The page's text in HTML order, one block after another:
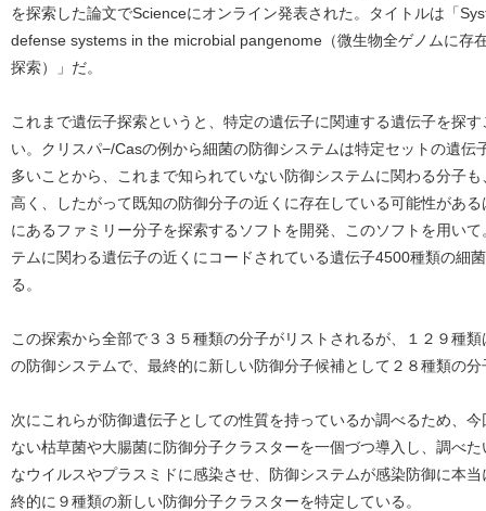
を探索した論文でScienceにオンライン発表された。タイトルは「
defense systems in the microbial pangenome（微生物全ゲノムに存
探索）」だ。
これまで遺伝子探索というと、特定の遺伝子に関連する遺伝子を探
い。クリスパ−/Casの例から細菌の防御システムは特定セットの遺伝
多いことから、これまで知られていない防御システムに関わる分子
高く、したがって既知の防御分子の近くに存在している可能性があ
にあるファミリー分子を探索するソフトを開発、このソフトを用い
テムに関わる遺伝子の近くにコードされている遺伝子4500種類の細
る。
この探索から全部で３３５種類の分子がリストされるが、１２９種
の防御システムで、最終的に新しい防御分子候補として２８種類の
次にこれらが防御遺伝子としての性質を持っているか調べるため、
ない枯草菌や大腸菌に防御分子クラスターを一個づつ導入し、調べ
なウイルスやプラスミドに感染させ、防御システムが感染防御に本
終的に９種類の新しい防御分子クラスターを特定している。